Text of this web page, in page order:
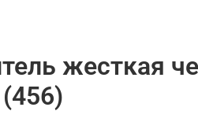
жесткая